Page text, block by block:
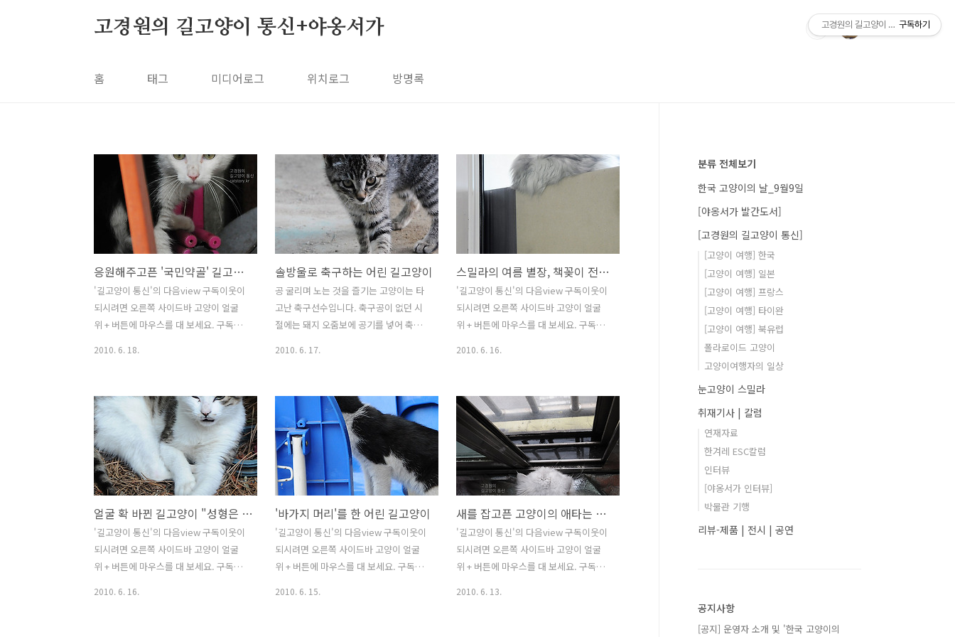
고경원의 길고양이 통신+야옹서가
홈 태그 미디어로그 위치로그 방명록
응원해주고픈 '국민약골' 길고양이
'길고양이 통신'의 다음view 구독이웃이
되시려면 오른쪽 사이드바 고양이 얼굴
위 + 버튼에 마우스를 대 보세요. 구독을
넷 로그인 후 가능합니다.) 길고양이뿐 아
니라 길 위의 모든 생명을 애틋히 여기며,
그들의 평안을 기원하는 분들과 오래 가
는 인연을 맺고 싶습니다. 세상에는 근육
질 몸매로 눈길을 사로잡는 사람이 있는
가하면, 정 반대인 '국민약골' 캐릭터로
웃음을 주는 사람도 있습니다. 특별히 육
체적인 매력이 있거나 입심이 유달리 좋
은 것도 아니고, 오히려 어딘가 부실한 듯,
조금은 결함이 있어 보이는 캐릭터인데
공감을 불러옵니다. 친한 사이도 아니지
2010. 6. 18.
솔방울로 축구하는 어린 길고양이
공 굴리며 노는 것을 즐기는 고양이는 타
고난 축구선수입니다. 축구공이 없던 시
절에는 돼지 오줌보에 공기를 넣어 축구
이라면 움직이는 공에 눈길을 주기 마련
이지만, 이 고양이는 공을 갖고 놀면서도
마치 주변을 견제하며 골대를 향해 달려
가려는 듯 눈을 부릅뜬 걸 보니, 축구냥이
의 기질이 보입니다. 그런데 경기에는 나
서지 못하고 혼자 드리블만 죽어라 연습
하는 걸 보면, 아직 후보선수인 모양입니
다. 아직 경험이 부족한 어린 길고양이라,
축구냥이가 되려면 패스와 드리블 훈련을
좀 더 해야 하나 봅니다. "캬앙~ 태어날 때
부터 축구냥이가 어디 있냥! 열심히 연습
2010. 6. 17.
스밀라의 여름 별장, 책꽂이 전망대
'길고양이 통신'의 다음view 구독이웃이
되시려면 오른쪽 사이드바 고양이 얼굴
위 + 버튼에 마우스를 대 보세요. 구독을
넷 로그인 후 가능합니다.) 길고양이뿐 아
니라 길 위의 모든 생명을 애틋히 여기며,
그들의 평안을 기원하는 분들과 오래 가
는 인연을 맺고 싶습니다. 스밀라의 털이
눈꽃처럼 날리는 계절이 돌아왔습니다.
장모종 고양이는 가뜩이나 두터운 털옷
때문에 여름나기가 어렵고, 함께 사는 사
람의 입장에서도 털이 많이 빠지는 이맘
때는 평소보다 좀 힘듭니다. 스밀라의 털
을 빗어주다보면, 내가 지금 솜사탕 기계
를 껴안고 있는 건가 싶을 만큼 잔털이 구
2010. 6. 16.
얼굴 확 바뀐 길고양이 "성형은 아니에요"
'길고양이 통신'의 다음view 구독이웃이
되시려면 오른쪽 사이드바 고양이 얼굴
위 + 버튼에 마우스를 대 보세요. 구독을
2010. 6. 16.
'바가지 머리'를 한 어린 길고양이
'길고양이 통신'의 다음view 구독이웃이
되시려면 오른쪽 사이드바 고양이 얼굴
위 + 버튼에 마우스를 대 보세요. 구독을
2010. 6. 15.
새를 잡고픈 고양이의 애타는 눈빛
'길고양이 통신'의 다음view 구독이웃이
되시려면 오른쪽 사이드바 고양이 얼굴
위 + 버튼에 마우스를 대 보세요. 구독을
2010. 6. 13.
분류 전체보기
한국 고양이의 날_9월9일
[야옹서가 발간도서]
[고경원의 길고양이 통신]
[고양이 여행] 한국
[고양이 여행] 일본
[고양이 여행] 프랑스
[고양이 여행] 타이완
[고양이 여행] 북유럽
폴라로이드 고양이
고양이여행자의 일상
눈고양이 스밀라
취재기사 | 칼럼
연재자료
한겨레 ESC칼럼
인터뷰
[야옹서가 인터뷰]
박물관 기행
리뷰-제품 | 전시 | 공연
공지사항
[공지] 운영자 소개 및 '한국 고양이의
고경원의 길고양이 통신+야옹서가
구독하기